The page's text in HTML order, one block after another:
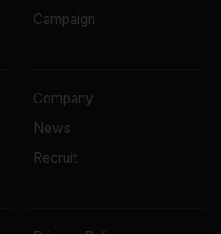
Campaign
Company
News
Recruit